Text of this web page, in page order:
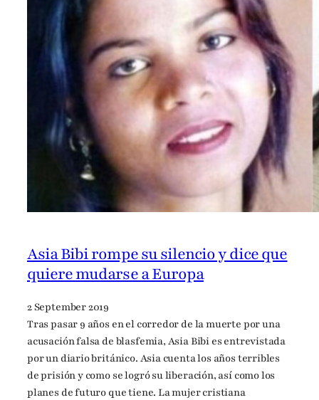
Asia Bibi rompe su silencio y dice que
quiere mudarse a Europa
2 September 2019
Tras pasar 9 años en el corredor de la muerte por una
acusación falsa de blasfemia, Asia Bibi es entrevistada
por un diario británico. Asia cuenta los años terribles
de prisión y como se logró su liberación, así como los
planes de futuro que tiene. La mujer cristiana